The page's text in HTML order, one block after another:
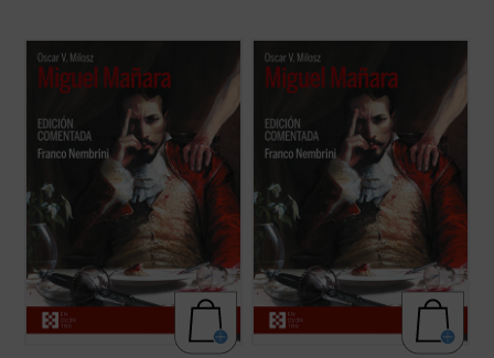
Nembrini, quien bien puede ser a Dante lo
que Harold Bloom a Shakespeare, nos
introduce en el Miguel Mañara de Milosz --
obra basada en el personaje histórico que
inspiró el mito de don Juan-- de forma
apasionada, mostrando cómo en los ...
ficha)
Nembrini, quien bien puede ser a Dante lo
que Harold Bloom a Shakespeare, nos
introduce en el Miguel Mañara de Milosz --
obra basada en el personaje histórico que
inspiró el mito de don Juan-- de forma
apasionada, mostrando cómo en los ...
ficha)